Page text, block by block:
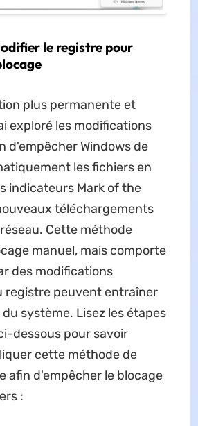
le registre pour
plus permanente et
exploré les modifications
d'empêcher Windows de
les fichiers en
indicateurs Mark of the
téléchargements
Cette méthode
manuel, mais comporte
des modifications
registre peuvent entraîner
système. Lisez les étapes
dessous pour savoir
cette méthode de
afin d'empêcher le blocage
: